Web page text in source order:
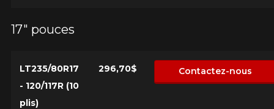
17" pouces
LT235/80R17
- 120/117R (10
plis)
296,70$ Contactez-nous